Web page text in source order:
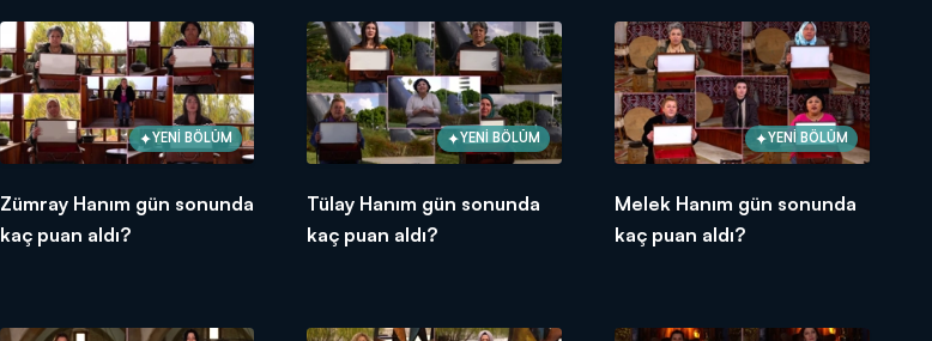
YENİ BÖLÜM
Zümray Hanım gün sonunda
kaç puan aldı?
YENİ BÖLÜM
Tülay Hanım gün sonunda
kaç puan aldı?
YENİ BÖLÜM
Melek Hanım gün sonunda
kaç puan aldı?